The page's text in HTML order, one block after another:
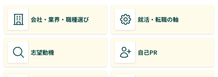
会社・業界・職種選び 就活・転職の軸
志望動機 自己PR